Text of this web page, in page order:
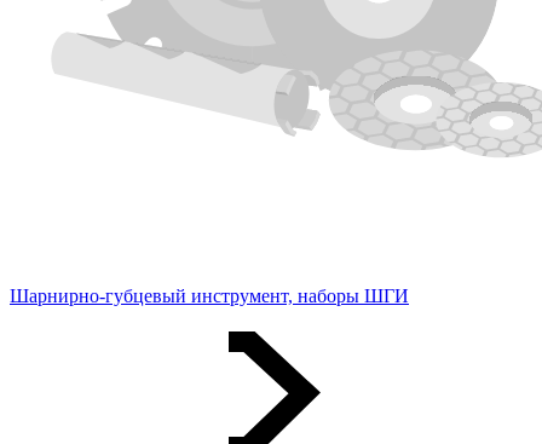
Шарнирно-губцевый инструмент, наборы ШГИ